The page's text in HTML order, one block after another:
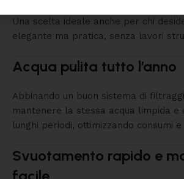
Una scelta ideale anche per chi
elegante ma pratica, senza lavori
Acqua pulita tutto l’anno
Abbinando un buon sistema di
mantenere la stessa acqua limpida
lunghi periodi, ottimizzando consumi
Svuotamento rapido e